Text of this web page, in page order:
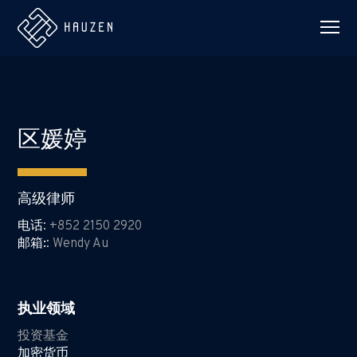
区媛婷
高级律师
电话: +852 2150 2920
邮箱:: Wendy Au
执业领域
投资基金
加密货币